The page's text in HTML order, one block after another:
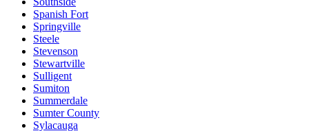
Spanish Fort
Springville
Steele
Stevenson
Stewartville
Sulligent
Sumiton
Summerdale
Sumter County
Sylacauga